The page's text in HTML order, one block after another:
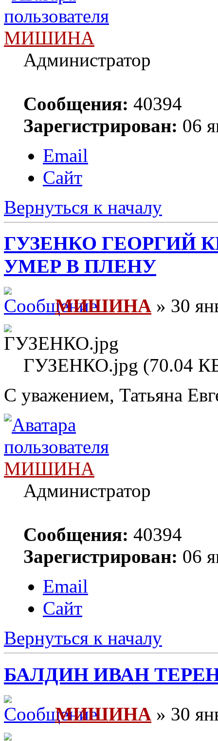
МИШИНА
Администратор
Сообщения: 40394
Зарегистрирован: 06
Email
Сайт
Вернуться к началу
ГУЗЕНКО ГЕОРГИЙ
УМЕР В ПЛЕНУ
МИШИНА » 30
ГУЗЕНКО.jpg (70.04
С уважением, Татьяна
МИШИНА
Администратор
Сообщения: 40394
Зарегистрирован: 06
Email
Сайт
Вернуться к началу
БАЛДИН ИВАН
МИШИНА » 30